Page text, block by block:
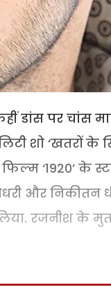
डांस पर चांस
शो ‘खतरों के
‘1920’ के
और निकीतन
रजनीश के